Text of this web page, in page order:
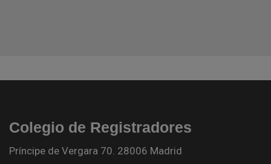
Colegio de Registradores
Príncipe de Vergara 70. 28006 Madrid